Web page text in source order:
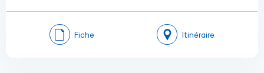
Fiche Itinéraire